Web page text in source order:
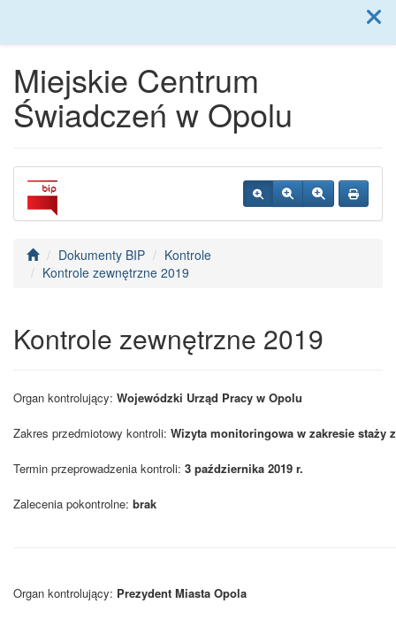
Menu
Miejskie Centrum
Świadczeń w Opolu
Dokumenty BIP
Kontrole
Kontrole zewnętrzne 2019
Kontrole zewnętrzne 2019
Organ kontrolujący: Wojewódzki Urząd Pracy w Opolu
Zakres przedmiotowy kontroli: Wizyta monitoringowa w zakresie staży
Termin przeprowadzenia kontroli: 3 października 2019 r.
Zalecenia pokontrolne: brak
Organ kontrolujący: Prezydent Miasta Opola